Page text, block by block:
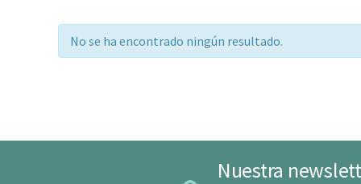
No se ha encontrado ningún resultado.
Nuestra